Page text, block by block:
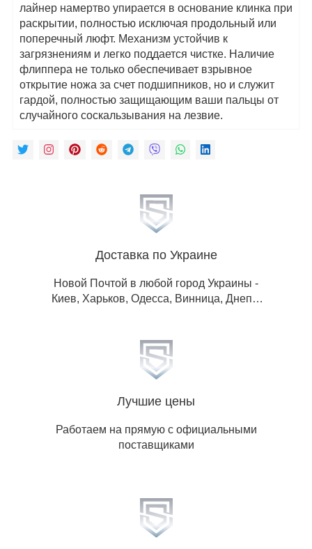
лайнер намертво упирается в основание клинка при
раскрытии, полностью исключая продольный или
поперечный люфт. Механизм устойчив к
загрязнениям и легко поддается чистке. Наличие
флиппера не только обеспечивает взрывное
открытие ножа за счет подшипников, но и служит
гардой, полностью защищающим ваши пальцы от
случайного соскальзывания на лезвие.
Доставка по Украине
Новой Почтой в любой город Украины -
Киев, Харьков, Одесса, Винница, Днепр,
Донецкая обл, Николаев, Полтава, Ровно,
Сумы, Тернополь, Ужгород, Херсон,
Хмельницкий, Черкассы, Чернигов,
Лучшие цены
Работаем на прямую с официальными
поставщиками